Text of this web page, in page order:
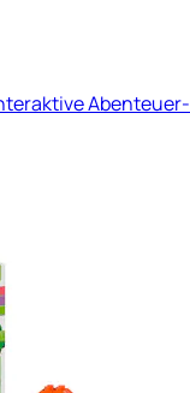
Abenteuer-